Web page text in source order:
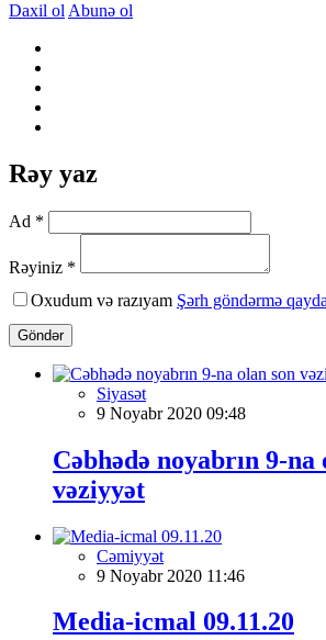
Daxil ol Abunə ol
Rəy yaz
Ad *
Rəyiniz *
Oxudum və razıyam Şərh göndərmə
Göndər
Siyasət
9 Noyabr 2020 09:48
Cəbhədə noyabrın 9-na
vəziyyət
Cəmiyyət
9 Noyabr 2020 11:46
Media-icmal 09.11.20